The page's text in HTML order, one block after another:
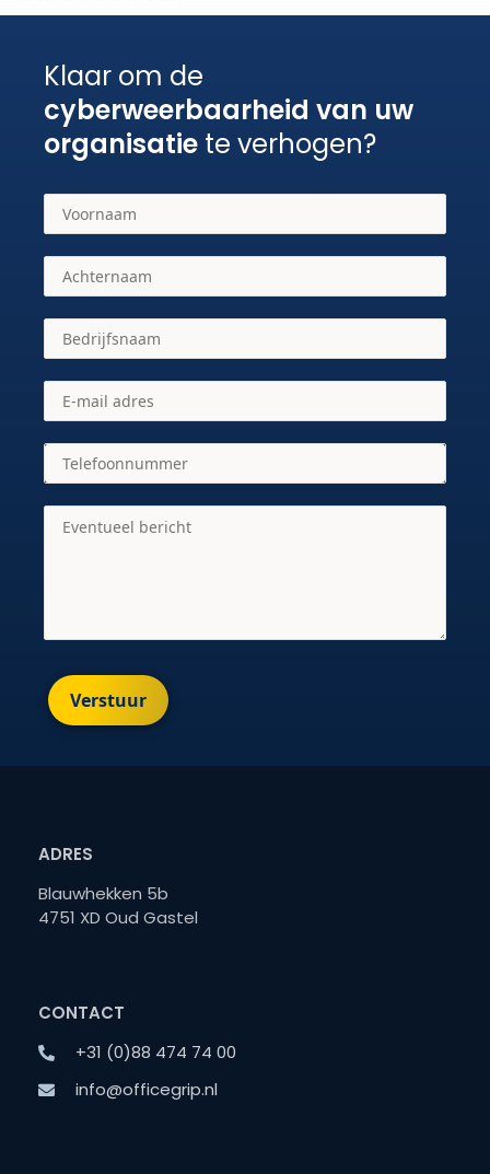
Klaar om de
cyberweerbaarheid van uw
organisatie te verhogen?
Verstuur
ADRES
Blauwhekken 5b
4751 XD Oud Gastel
CONTACT
+31 (0)88 474 74 00
info@officegrip.nl